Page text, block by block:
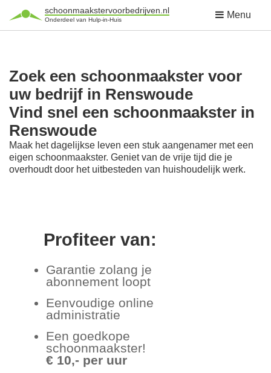
schoonmaakstervoorbedrijven.nl
Onderdeel van Hulp-in-Huis Menu
Zoek een schoonmaakster voor
uw bedrijf in Renswoude
Vind snel een schoonmaakster in
Renswoude
Maak het dagelijkse leven een stuk aangenamer met een
eigen schoonmaakster. Geniet van de vrije tijd die je
overhoudt door het uitbesteden van huishoudelijk werk.
Profiteer van:
Garantie zolang je
abonnement loopt
Eenvoudige online
administratie
Een goedkope
schoonmaakster!
€ 10,- per uur